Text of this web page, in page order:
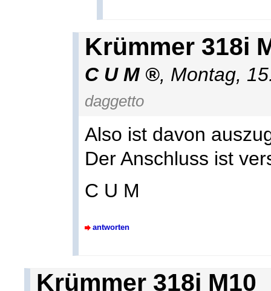
Krümmer 318i
C U M , Montag,
daggetto
Also ist davon
Der Anschluss ist
C U M
antworten
Krümmer 318i M10